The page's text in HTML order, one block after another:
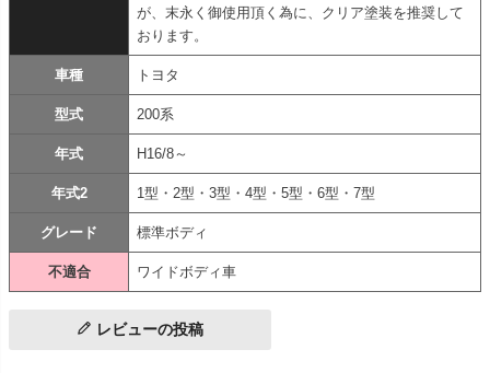
が、末永く御使用頂く為に、クリア塗装を推奨して
おります。
車種 トヨタ
型式 200系
年式 H16/8～
年式2 1型・2型・3型・4型・5型・6型・7型
グレード 標準ボディ
不適合 ワイドボディ車
レビューの投稿